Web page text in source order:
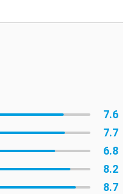
7.6
7.7
6.8
8.2
8.7